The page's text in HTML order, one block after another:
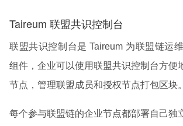
Taireum 联盟共识控制台
联盟共识控制台是 Taireum 为联盟链运
组件，企业可以使用联盟共识控制台方便
节点，管理联盟成员和授权节点打包区块。
每个参与联盟链的企业节点都部署自己独